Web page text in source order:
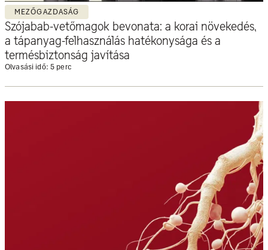
MEZŐGAZDASÁG
Szójabab-vetőmagok bevonata: a korai növekedés,
a tápanyag-felhasználás hatékonysága és a
termésbiztonság javítása
Olvasási idő: 5 perc